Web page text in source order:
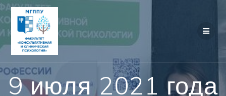
Перейти
9 июля 2021 года